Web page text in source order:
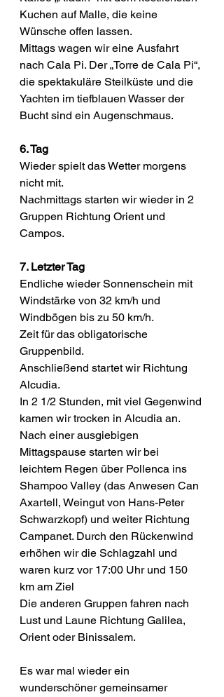
Kuchen auf Malle, die keine
Wünsche offen lassen.
Mittags wagen wir eine Ausfahrt
nach Cala Pi. Der „Torre de Cala Pi“,
die spektakuläre Steilküste und die
Yachten im tiefblauen Wasser der
Bucht sind ein Augenschmaus.
6. Tag
Wieder spielt das Wetter morgens
nicht mit.
Nachmittags starten wir wieder in 2
Gruppen Richtung Orient und
Campos.
7. Letzter Tag
Endliche wieder Sonnenschein mit
Windstärke von 32 km/h und
Windbögen bis zu 50 km/h.
Zeit für das obligatorische
Gruppenbild.
Anschließend startet wir Richtung
Alcudia.
In 2 1/2 Stunden, mit viel Gegenwind
kamen wir trocken in Alcudia an.
Nach einer ausgiebigen
Mittagspause starten wir bei
leichtem Regen über Pollenca ins
Shampoo Valley (das Anwesen Can
Axartell, Weingut von Hans-Peter
Schwarzkopf) und weiter Richtung
Campanet. Durch den Rückenwind
erhöhen wir die Schlagzahl und
waren kurz vor 17:00 Uhr und 150
km am Ziel
Die anderen Gruppen fahren nach
Lust und Laune Richtung Galilea,
Orient oder Binissalem.
Es war mal wieder ein
wunderschöner gemeinsamer